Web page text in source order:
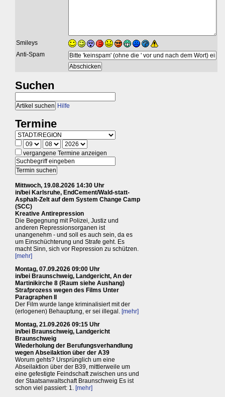
Smileys
Anti-Spam
Suchen
Hilfe
Termine
vergangene Termine anzeigen
Mittwoch, 19.08.2026 14:30 Uhr
in/bei Karlsruhe, EndCement/Wald-statt-
Asphalt-Zelt auf dem System Change Camp
(SCC)
Kreative Antirepression
Die Begegnung mit Polizei, Justiz und
anderen Repressionsorganen ist
unangenehm - und soll es auch sein, da es
um Einschüchterung und Strafe geht. Es
macht Sinn, sich vor Repression zu schützen.
[mehr]
Montag, 07.09.2026 09:00 Uhr
in/bei Braunschweig, Landgericht, An der
Martinikirche 8 (Raum siehe Aushang)
Strafprozess wegen des Films Unter
Paragraphen II
Der Film wurde lange kriminalisiert mit der
(erlogenen) Behauptung, er sei illegal. [mehr]
Montag, 21.09.2026 09:15 Uhr
in/bei Braunschweig, Landgericht
Braunschweig
Wiederholung der Berufungsverhandlung
wegen Abseilaktion über der A39
Worum gehts? Ursprünglich um eine
Abseilaktion über der B39, mittlerweile um
eine gefestigte Feindschaft zwischen uns und
der Staatsanwaltschaft Braunschweig Es ist
schon viel passiert: 1. [mehr]